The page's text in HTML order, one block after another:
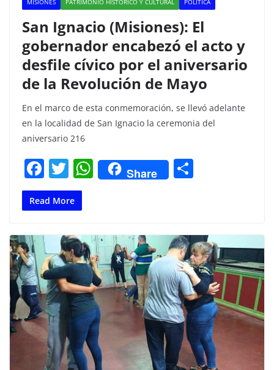
MISIONES PATRIMONIO HISTORICO Y CULTURAL POLITICA
San Ignacio (Misiones): El
gobernador encabezó el acto y
desfile cívico por el aniversario
de la Revolución de Mayo
En el marco de esta conmemoración, se llevó adelante
en la localidad de San Ignacio la ceremonia del
aniversario 216
F
a
c
b
o
o
k
T
w
itt
W
h
A
p
p
Share
ar
tir
Read More